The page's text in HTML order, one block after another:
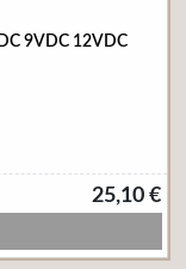
9VDC 12VDC
25,10 €